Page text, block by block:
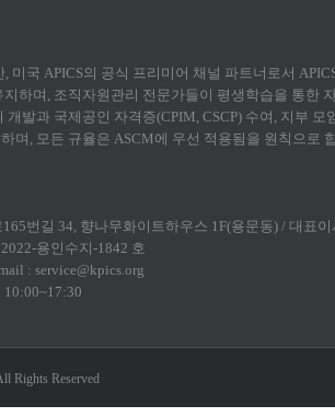
, 미국 APICS의 공식 프리미어 채널 파트너로서
하며, 조직자원관리 전문가들이 평생학습을 통한
개발과 국제공인 자격증(CPIM, CSCP) 수여, 지부
며, 모든 규율은 ASCM에 우선 적용됨을 원칙으로
번길 34, 향나무화이트하우스 1F(용문동) / 대표
용인수지-1842 호
: service@kpics.org
10:00~17:30
Rights Reserved